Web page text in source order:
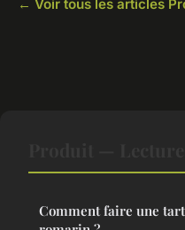
← Voir tous les articles
Comment faire une